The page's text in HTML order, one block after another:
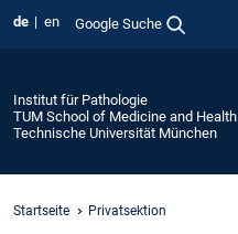
de en Google Suche
Institut für Pathologie
TUM School of Medicine and Health
Technische Universität München
Startseite Privatsektion